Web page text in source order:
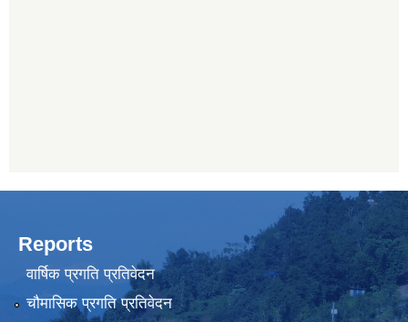
Reports
वार्षिक प्रगति प्रतिवेदन
चौमासिक प्रगति प्रतिवेदन